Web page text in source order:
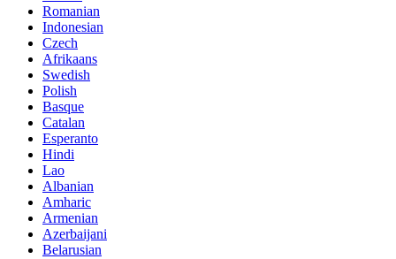
Romanian
Indonesian
Czech
Afrikaans
Swedish
Polish
Basque
Catalan
Esperanto
Hindi
Lao
Albanian
Amharic
Armenian
Azerbaijani
Belarusian